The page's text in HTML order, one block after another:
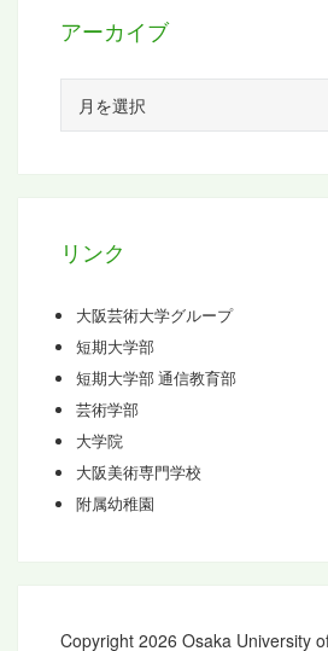
アーカイブ
カ
リンク
大阪芸術大学グループ
短期大学部
短期大学部 通信教育部
芸術学部
大学院
大阪美術専門学校
附属幼稚園
Copyright 2026 Osaka University